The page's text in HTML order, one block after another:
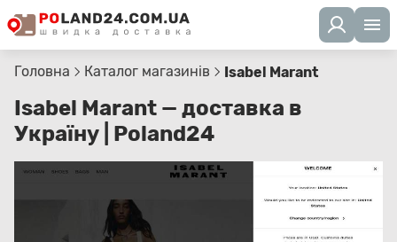
Головна Каталог магазинів Isabel Marant
Isabel Marant — доставка в
Україну | Poland24